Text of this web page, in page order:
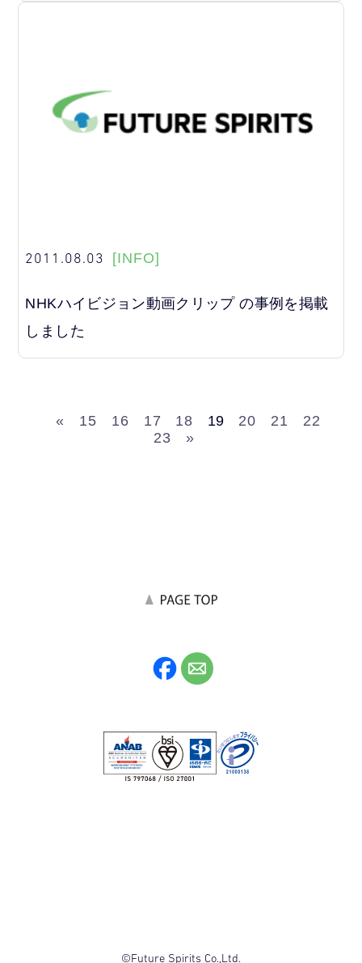
2011.08.03 [INFO]
NHKハイビジョン動画クリップ の事例を掲載
しました
« 15 16 17 18 19 20 21
22
23
»
©Future Spirits Co.,Ltd.